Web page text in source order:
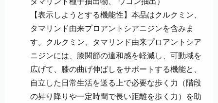
【表示しようとする機能性】本品はクルクミン、
タマリンド由来プロアントシアニジンを含みま
す。クルクミン、タマリンド由来プロアントシア
ニジンには、膝関節の違和感を軽減し、可動域を
広げて、膝の曲げ伸ばしをサポートする機能と、
自立した日常生活を送る上で必要な歩く力（階段
の昇り降りや一定時間で長い距離を歩く力）を助